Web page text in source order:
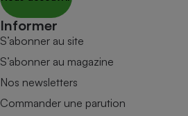
Informer
S’abonner au site
S’abonner au magazine
Nos newsletters
Commander une parution